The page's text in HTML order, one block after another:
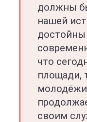
должны
нашей
достойны
что
площади,
своим